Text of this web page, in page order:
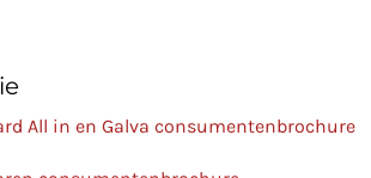
All in en Galva consumentenbrochure